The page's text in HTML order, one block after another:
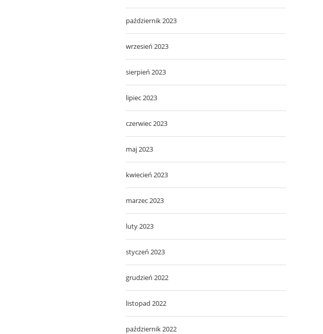
październik 2023
wrzesień 2023
sierpień 2023
lipiec 2023
czerwiec 2023
maj 2023
kwiecień 2023
marzec 2023
luty 2023
styczeń 2023
grudzień 2022
listopad 2022
październik 2022